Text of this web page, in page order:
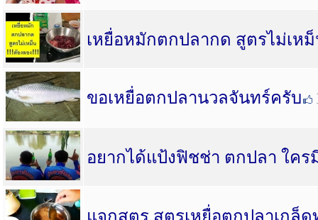
เหยื่อหมักตกปลากด สูตรไม่เห
ขอเหยื่อตกปลานวลจันทร์ครับ
อยากได้แป้งฟิชช่า ตกปลา ใค